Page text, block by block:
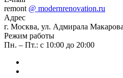
remont @ modernrenovation.ru
Адрес
г. Москва, ул. Адмирала
Режим работы
Пн. – Пт.: с 10:00 до 20:00